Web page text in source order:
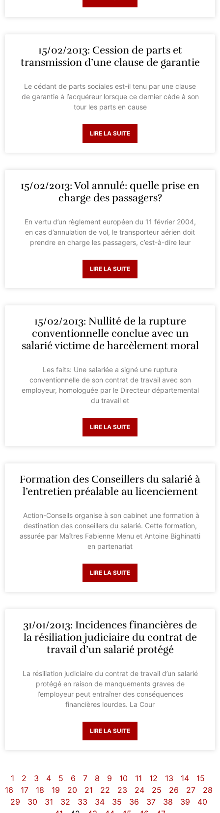
15/02/2013: Cession de parts et
transmission d’une clause de garantie
Le cédant de parts sociales est-il tenu par une clause
de garantie à l’acquéreur lorsque ce dernier cède à son
tour les parts en cause
LIRE LA SUITE
15/02/2013: Vol annulé: quelle prise en
charge des passagers?
En vertu d’un règlement européen du 11 février 2004,
en cas d’annulation de vol, le transporteur aérien doit
prendre en charge les passagers, c’est-à-dire leur
LIRE LA SUITE
15/02/2013: Nullité de la rupture
conventionnelle conclue avec un
salarié victime de harcèlement moral
Les faits: Une salariée a signé une rupture
conventionnelle de son contrat de travail avec son
employeur, homologuée par le Directeur départemental
du travail et
LIRE LA SUITE
Formation des Conseillers du salarié à
l’entretien préalable au licenciement
Action-Conseils organise à son cabinet une formation à
destination des conseillers du salarié. Cette formation,
assurée par Maîtres Fabienne Menu et Antoine Bighinatti
en partenariat
LIRE LA SUITE
31/01/2013: Incidences financières de
la résiliation judiciaire du contrat de
travail d’un salarié protégé
La résiliation judiciaire du contrat de travail d’un salarié
protégé en raison de manquements graves de
l’employeur peut entraîner des conséquences
financières lourdes. La Cour
LIRE LA SUITE
1 2 3 4 5 6 7 8 9 10 11 12 13 14
15
16
17 18 19 20 21 22 23 24 25 26 27
28
29
30 31 32 33 34 35 36 37 38 39
40